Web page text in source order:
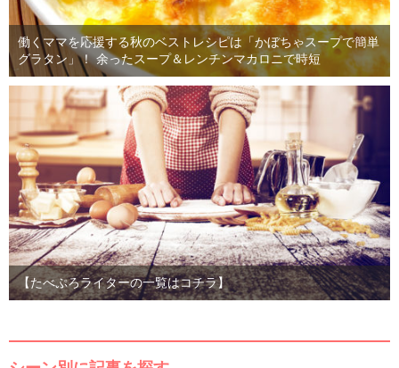
働くママを応援する秋のベストレシピは「かぼちゃスープで簡単
グラタン」！ 余ったスープ＆レンチンマカロニで時短
【たべぷろライターの一覧はコチラ】